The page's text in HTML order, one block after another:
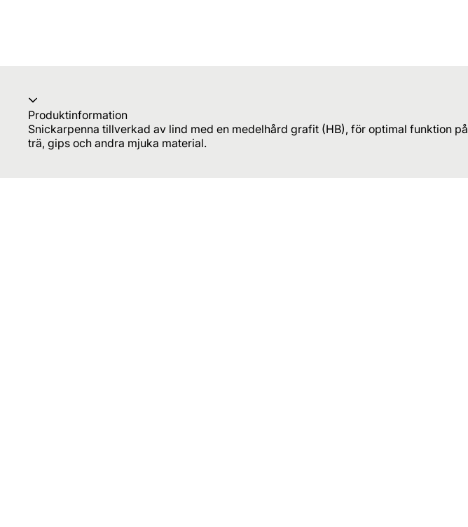
Produktinformation
Snickarpenna tillverkad av lind med en medelhård grafit (HB), för optimal funktion på
trä, gips och andra mjuka material.